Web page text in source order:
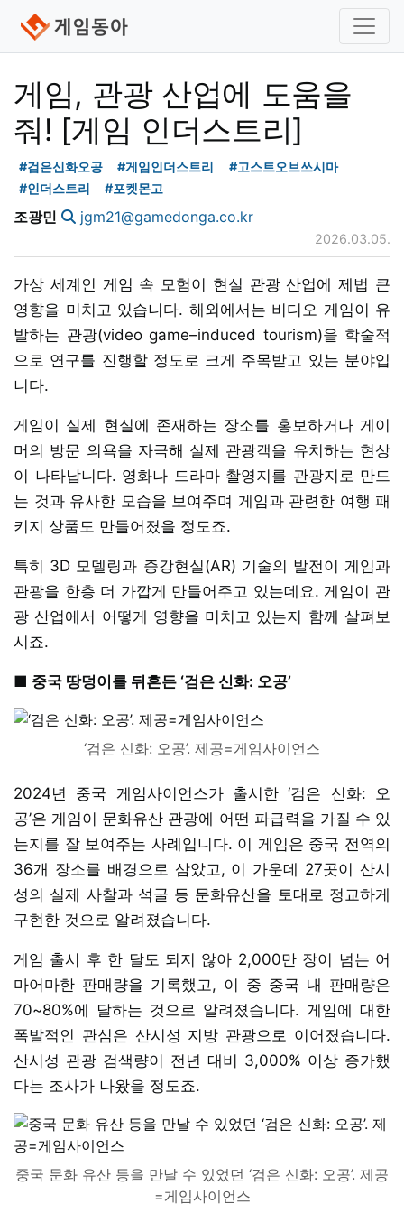
게임, 관광 산업에 도움을
줘! [게임 인더스트리]
#검은신화오공 #게임인더스트리
#고스트오브쓰시마
#인더스트리
#포켓몬고
조광민 jgm21@gamedonga.co.kr
2026.03.05.
가상 세계인 게임 속 모험이 현실 관광 산업에 제법 큰
영향을 미치고 있습니다. 해외에서는 비디오 게임이 유
발하는 관광(video game–induced tourism)을 학술적
으로 연구를 진행할 정도로 크게 주목받고 있는 분야입
니다.
게임이 실제 현실에 존재하는 장소를 홍보하거나 게이
머의 방문 의욕을 자극해 실제 관광객을 유치하는 현상
이 나타납니다. 영화나 드라마 촬영지를 관광지로 만드
는 것과 유사한 모습을 보여주며 게임과 관련한 여행 패
키지 상품도 만들어졌을 정도죠.
특히 3D 모델링과 증강현실(AR) 기술의 발전이 게임과
관광을 한층 더 가깝게 만들어주고 있는데요. 게임이 관
광 산업에서 어떻게 영향을 미치고 있는지 함께 살펴보
시죠.
■ 중국 땅덩이를 뒤흔든 ‘검은 신화: 오공’
‘검은 신화: 오공’. 제공=게임사이언스
2024년 중국 게임사이언스가 출시한 ‘검은 신화: 오
공’은 게임이 문화유산 관광에 어떤 파급력을 가질 수 있
는지를 잘 보여주는 사례입니다. 이 게임은 중국 전역의
36개 장소를 배경으로 삼았고, 이 가운데 27곳이 산시
성의 실제 사찰과 석굴 등 문화유산을 토대로 정교하게
구현한 것으로 알려졌습니다.
게임 출시 후 한 달도 되지 않아 2,000만 장이 넘는 어
마어마한 판매량을 기록했고, 이 중 중국 내 판매량은
70~80%에 달하는 것으로 알려졌습니다. 게임에 대한
폭발적인 관심은 산시성 지방 관광으로 이어졌습니다.
산시성 관광 검색량이 전년 대비 3,000% 이상 증가했
다는 조사가 나왔을 정도죠.
중국 문화 유산 등을 만날 수 있었던 ‘검은 신화: 오공’. 제공
=게임사이언스